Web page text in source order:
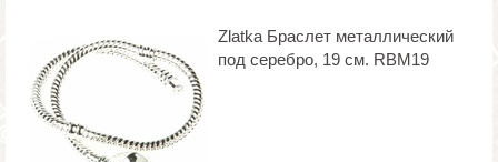
Zlatka Браслет металлический
под серебро, 19 см. RBM19